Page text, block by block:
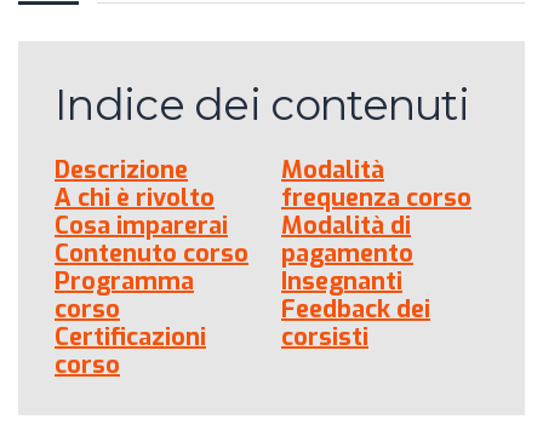
Indice dei contenuti
Descrizione
A chi è rivolto
Cosa imparerai
Contenuto corso
Programma
corso
Certificazioni
corso
Modalità
frequenza corso
Modalità di
pagamento
Insegnanti
Feedback dei
corsisti